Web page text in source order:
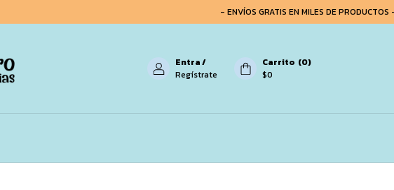
- ENVÍOS GRATIS EN MILES DE PRODUCTOS -
Entra/
Regístrate
Carrito (0)
$0